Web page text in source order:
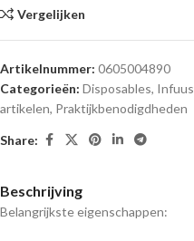
Vergelijken
Artikelnummer: 0605004890
Categorieën: Disposables,
artikelen, Praktijkbenodigdheden
Share:
Beschrijving
Belangrijkste eigenschappen: